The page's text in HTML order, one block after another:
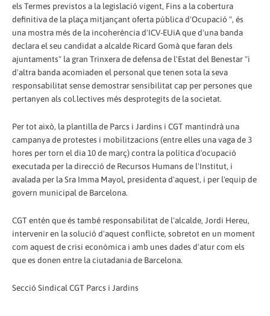
els Termes previstos a la legislació vigent, Fins a la cobertura
definitiva de la plaça mitjançant oferta pública d'Ocupació ", és
una mostra més de la incoherència d'ICV-EUiA que d'una banda
declara el seu candidat a alcalde Ricard Gomà que faran dels
ajuntaments" la gran Trinxera de defensa de l'Estat del Benestar "i
d'altra banda acomiaden el personal que tenen sota la seva
responsabilitat sense demostrar sensibilitat cap per persones que
pertanyen als col.lectives més desprotegits de la societat.
Per tot això, la plantilla de Parcs i Jardins i CGT mantindrà una
campanya de protestes i mobilitzacions (entre elles una vaga de 3
hores per torn el dia 10 de març) contra la política d'ocupació
executada per la direcció de Recursos Humans de l'Institut, i
avalada per la Sra Imma Mayol, presidenta d'aquest, i per l'equip de
govern municipal de Barcelona.
CGT entén que és també responsabilitat de l'alcalde, Jordi Hereu,
intervenir en la solució d'aquest conflicte, sobretot en un moment
com aquest de crisi econòmica i amb unes dades d'atur com els
que es donen entre la ciutadania de Barcelona.
Secció Sindical CGT Parcs i Jardins